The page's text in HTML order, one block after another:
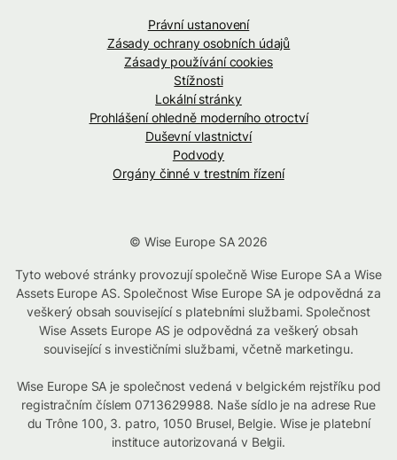
Právní ustanovení
Zásady ochrany osobních údajů
Zásady používání cookies
Stížnosti
Lokální stránky
Prohlášení ohledně moderního otroctví
Duševní vlastnictví
Podvody
Orgány činné v trestním řízení
© Wise Europe SA 2026
Tyto webové stránky provozují společně Wise Europe SA a Wise
Assets Europe AS. Společnost Wise Europe SA je odpovědná za
veškerý obsah související s platebními službami. Společnost
Wise Assets Europe AS je odpovědná za veškerý obsah
související s investičními službami, včetně marketingu.
Wise Europe SA je společnost vedená v belgickém rejstříku pod
registračním číslem 0713629988. Naše sídlo je na adrese Rue
du Trône 100, 3. patro, 1050 Brusel, Belgie. Wise je platební
instituce autorizovaná v Belgii.